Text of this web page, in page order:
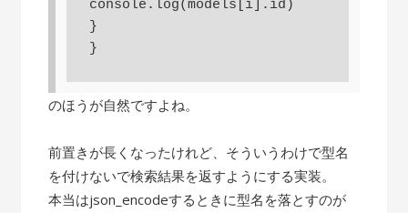
console.log(models[i].id)
}
}
のほうが自然ですよね。
前置きが長くなったけれど、そういうわけで型名
を付けないで検索結果を返すようにする実装。
本当はjson_encodeするときに型名を落とすのが